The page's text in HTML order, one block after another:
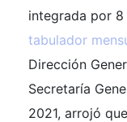
integrada por 8
tabulador
Dirección
Secretaría
2021, arrojó